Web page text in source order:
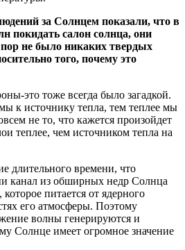
за Солнцем показали, что в
покидать салон солнца, они
пор не было никаких твердых
того, почему это
это тоже всегда было загадкой.
к источнику тепла, тем теплее мы
не то, что кажется произойдет
теплее, чем источником тепла на
длительного времени, что
канал из обширных недр Солнца
питается от ядерного
его атмосферы. Поэтому
волны генерируются и
Солнце имеет огромное значение